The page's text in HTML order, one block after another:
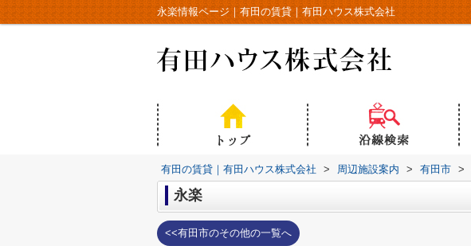
永楽情報ページ｜有田の賃貸｜有田ハウス株式会社
有田の賃貸｜有田ハウス株式会社 > 周辺施設案内 > 有田市 >
永楽
<<有田市のその他の一覧へ